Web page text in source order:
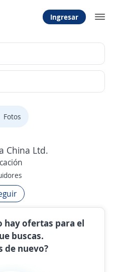
Ingresar
Fotos
China Ltd.
hay ofertas para el
buscas.
de nuevo?